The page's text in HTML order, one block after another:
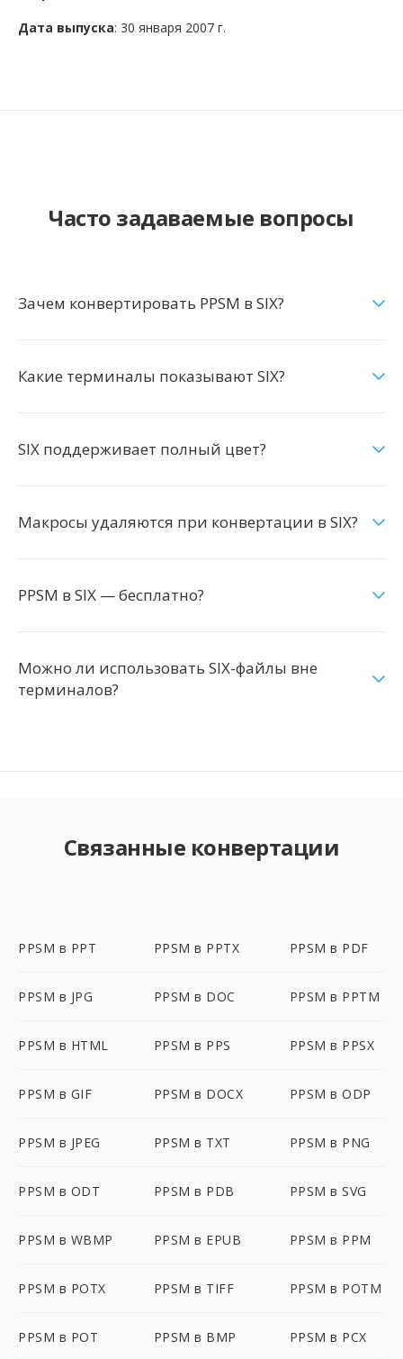
Дата выпуска: 30 января 2007 г.
Часто задаваемые вопросы
Зачем конвертировать PPSM в SIX?
Какие терминалы показывают SIX?
SIX поддерживает полный цвет?
Макросы удаляются при конвертации в SIX?
PPSM в SIX — бесплатно?
Можно ли использовать SIX-файлы вне
терминалов?
Связанные конвертации
PPSM в PPT PPSM в PPTX PPSM в PDF
PPSM в JPG PPSM в DOC PPSM в PPTM
PPSM в HTML PPSM в PPS PPSM в PPSX
PPSM в GIF PPSM в DOCX PPSM в ODP
PPSM в JPEG PPSM в TXT PPSM в PNG
PPSM в ODT PPSM в PDB PPSM в SVG
PPSM в WBMP PPSM в EPUB PPSM в PPM
PPSM в POTX PPSM в TIFF PPSM в POTM
PPSM в POT PPSM в BMP PPSM в PCX